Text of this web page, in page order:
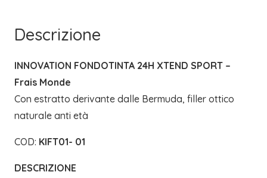
MONDE
Descrizione
INNOVATION FONDOTINTA 24H XTEND SPORT –
Frais Monde
Con estratto derivante dalle Bermuda, filler ottico
naturale anti età
COD: KIFT01- 01
DESCRIZIONE